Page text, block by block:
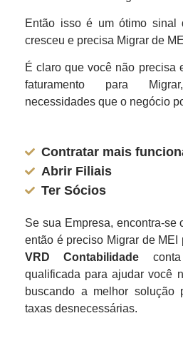
Então isso é um ótimo sinal
cresceu e precisa Migrar de
É claro que você não precisa
faturamento para
necessidades que o negócio
Contratar mais
Abrir Filiais
Ter Sócios
Se sua Empresa, encontra-se
então é preciso Migrar de MEI
VRD Contabilidade
qualificada para ajudar você
buscando a melhor solução
taxas desnecessárias.